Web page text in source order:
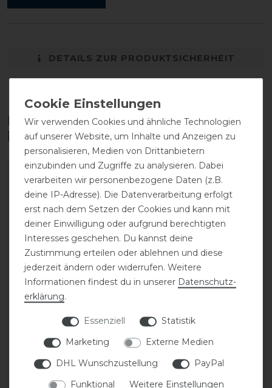
DETAILS ZUR PRODUKTSICHERHEIT
Diese Produkte könnten dich auch
interessieren
Dyon New English
hannoverschem
Reithalfter
179,95 € *
Wir verwenden Cookies und ähnliche Technologien
auf unserer Website, um Inhalte und Anzeigen zu
personalisieren, Medien von Drittanbietern
einzubinden und Zugriffe zu analysieren. Dabei
verarbeiten wir personenbezogene Daten (z.B.
deine IP-Adresse). Die Datenverarbeitung erfolgt
erst nach dem Setzen der Cookies und kann mit
deiner Einwilligung oder aufgrund berechtigten
Interesses geschehen. Du kannst deine
Zustimmung erteilen oder ablehnen und diese
jederzeit ändern oder widerrufen. Weitere
Informationen findest du in unserer Daten­schutz­
erklärung.
Essenziell
Statistik
Marketing
Externe Medien
DHL Wunschzustellung
PayPal
Funktional
Weitere Einstellungen